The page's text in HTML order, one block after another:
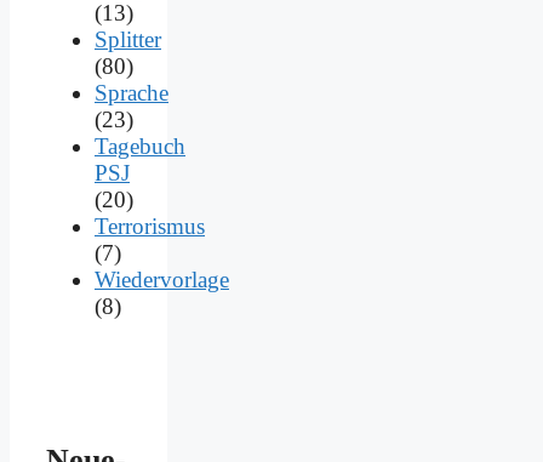
(13)
Splitter
(80)
Sprache
(23)
Tagebuch
PSJ
(20)
Terrorismus
(7)
Wiedervorlage
(8)